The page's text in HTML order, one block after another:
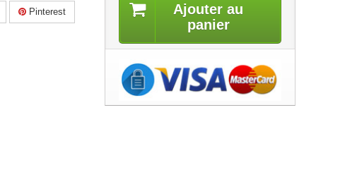
Pinterest
Ajouter au
panier